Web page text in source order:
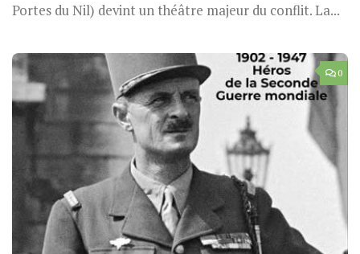
Portes du Nil) devint un théâtre majeur du conflit. La...
0